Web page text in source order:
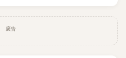
自站出來說清楚。 李智惠進一步
腋下切開」一種方式，「所以我就
乾脆把腋下給大家看，證明我根
廣告